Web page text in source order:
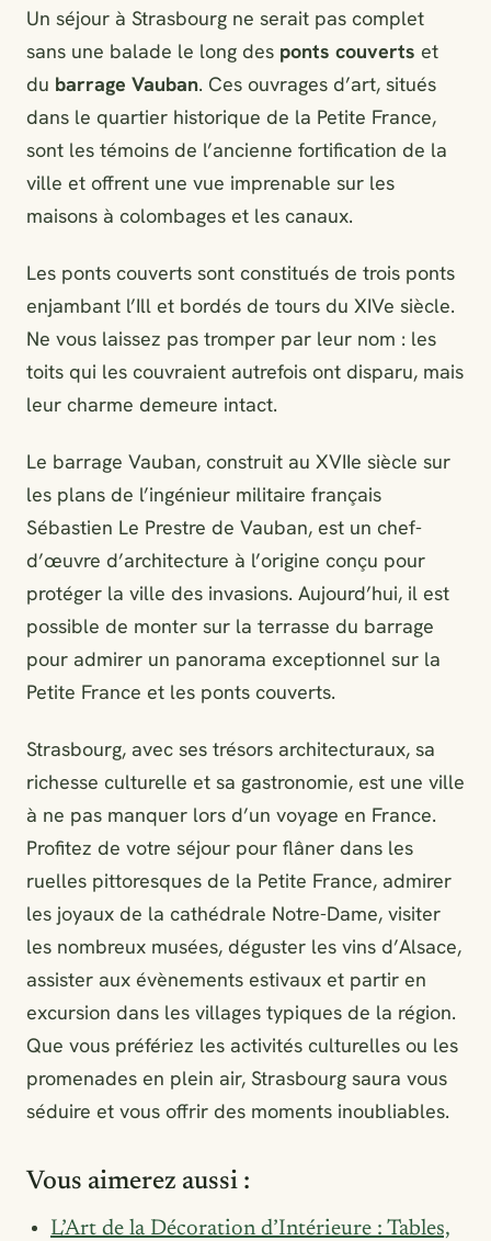
Un séjour à Strasbourg ne serait pas complet
sans une balade le long des ponts couverts et
du barrage Vauban. Ces ouvrages d’art, situés
dans le quartier historique de la Petite France,
sont les témoins de l’ancienne fortification de la
ville et offrent une vue imprenable sur les
maisons à colombages et les canaux.
Les ponts couverts sont constitués de trois ponts
enjambant l’Ill et bordés de tours du XIVe siècle.
Ne vous laissez pas tromper par leur nom : les
toits qui les couvraient autrefois ont disparu, mais
leur charme demeure intact.
Le barrage Vauban, construit au XVIIe siècle sur
les plans de l’ingénieur militaire français
Sébastien Le Prestre de Vauban, est un chef-
d’œuvre d’architecture à l’origine conçu pour
protéger la ville des invasions. Aujourd’hui, il est
possible de monter sur la terrasse du barrage
pour admirer un panorama exceptionnel sur la
Petite France et les ponts couverts.
Strasbourg, avec ses trésors architecturaux, sa
richesse culturelle et sa gastronomie, est une ville
à ne pas manquer lors d’un voyage en France.
Profitez de votre séjour pour flâner dans les
ruelles pittoresques de la Petite France, admirer
les joyaux de la cathédrale Notre-Dame, visiter
les nombreux musées, déguster les vins d’Alsace,
assister aux évènements estivaux et partir en
excursion dans les villages typiques de la région.
Que vous préfériez les activités culturelles ou les
promenades en plein air, Strasbourg saura vous
séduire et vous offrir des moments inoubliables.
Vous aimerez aussi :
L’Art de la Décoration d’Intérieure : Tables,